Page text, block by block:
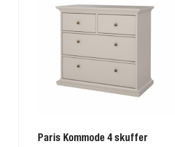
Paris Kommode 4 skuffer